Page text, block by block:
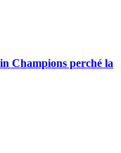
Champions perché la